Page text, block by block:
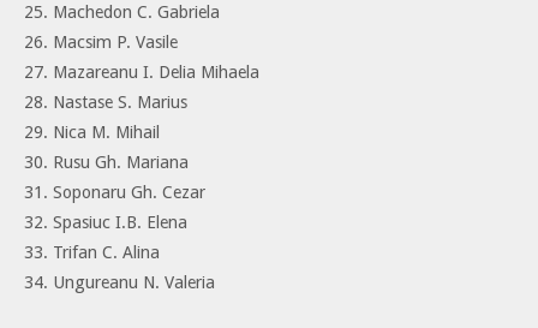
25. Machedon C. Gabriela
26. Macsim P. Vasile
27. Mazareanu I. Delia Mihaela
28. Nastase S. Marius
29. Nica M. Mihail
30. Rusu Gh. Mariana
31. Soponaru Gh. Cezar
32. Spasiuc I.B. Elena
33. Trifan C. Alina
34. Ungureanu N. Valeria